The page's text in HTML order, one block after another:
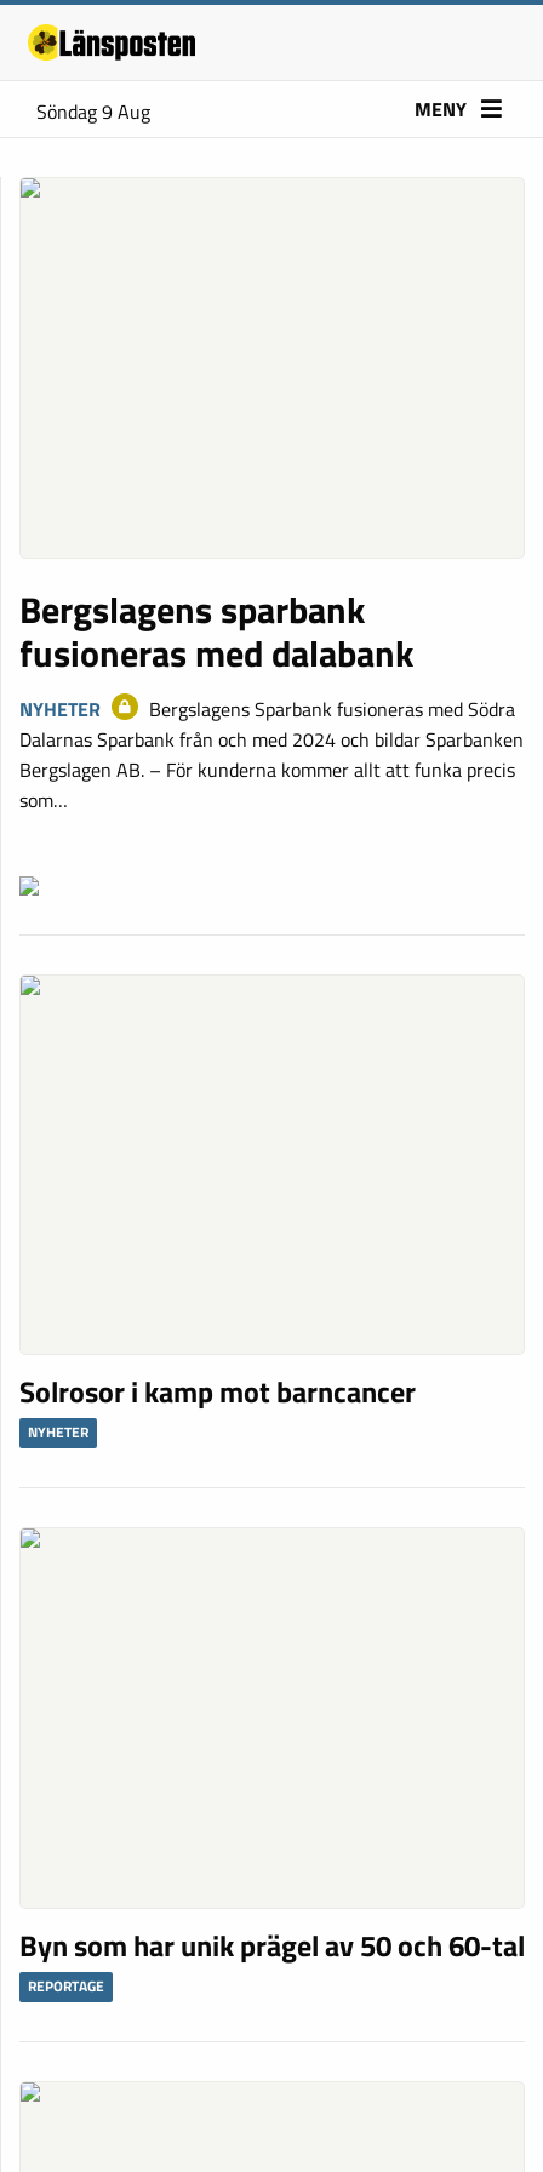
Söndag 9 Aug MENY
Bergslagens sparbank
fusioneras med dalabank
NYHETER
Bergslagens Sparbank fusioneras med Södra
Dalarnas Sparbank från och med 2024 och bildar Sparbanken
Bergslagen AB. – För kunderna kommer allt att funka precis
som…
Solrosor i kamp mot barncancer
NYHETER
Byn som har unik prägel av 50 och 60-tal
REPORTAGE